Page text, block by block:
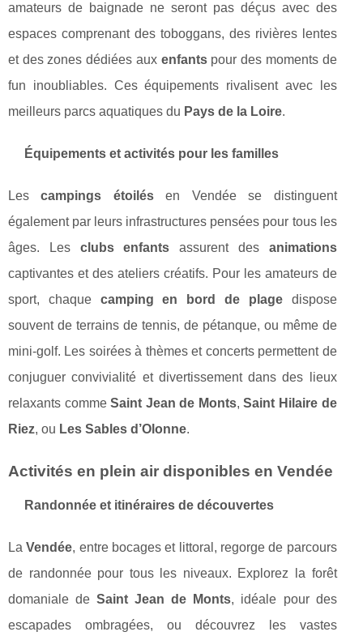
amateurs de baignade ne seront pas déçus avec des
espaces comprenant des toboggans, des rivières lentes
et des zones dédiées aux enfantspour des moments de
fun inoubliables. Ces équipements rivalisent avec les
meilleurs parcs aquatiques du Pays de la Loire.
Équipements et activités pour les familles
Lescampings étoilésen Vendée se distinguent
également par leurs infrastructures pensées pour tous les
âges. Les clubs enfants assurent des animations
captivantes et des ateliers créatifs. Pour les amateurs de
sport, chaque camping en bord de plagedispose
souvent de terrains de tennis, de pétanque, ou même de
mini-golf. Les soirées à thèmes et concerts permettent de
conjuguer convivialité et divertissement dans des lieux
relaxants commeSaint Jean de Monts,Saint Hilaire de
Riez, ou Les Sables d’Olonne.
Activités en plein air disponibles en Vendée
Randonnée et itinéraires de découvertes
LaVendée, entre bocages et littoral, regorge de parcours
de randonnée pour tous les niveaux. Explorez la forêt
domaniale deSaint Jean de Monts, idéale pour des
escapades ombragées, ou découvrez les vastes